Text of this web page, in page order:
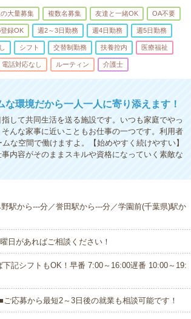
大量募集 複数名募集 友達と一緒OK OA不要
録OK 週2～3日勤務 週4日勤務 週5日勤務
シフト 交替制勤務 扶養控内 医療福祉
電話対応なし ルーティン 介護士
環境だから一人一人に寄り添えます！
して共同生活を送る施設です。いつも家庭でやっ
んな家事に近いこともお仕事の一つです。利用者
な空間で働けますよ。【始めやすく続けやすい】
内容がそのままスキルや資格になっていく素敵な
駅から---分／誉田駅から---分／学園前(千葉県)駅か
日があればご相談ください！
記シフトもOK！早番 7:00～16:00遅番 10:00～19:
応募から最短2～3日後の就業も相談可能です！